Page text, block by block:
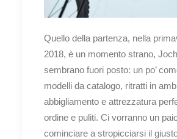
Quello della partenza, nella
2018, è un momento strano,
sembrano fuori posto: un po’
modelli da catalogo, ritratti in
abbigliamento e attrezzatura
ordine e puliti. Ci vorranno un
cominciare a stropicciarsi il